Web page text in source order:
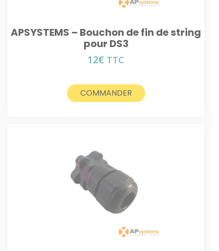
APSYSTEMS – Bouchon de fin de string
pour DS3
12€ TTC
COMMANDER